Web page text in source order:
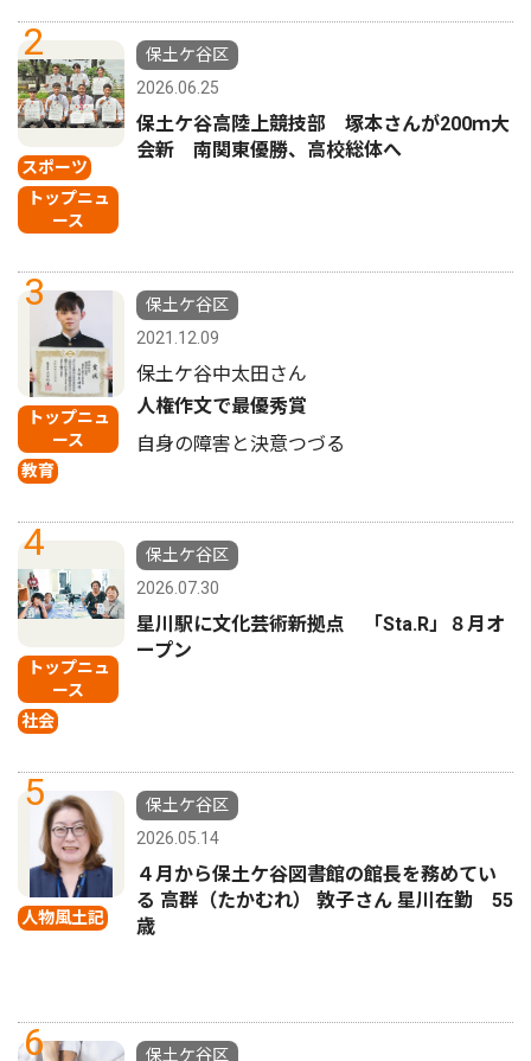
2
スポーツ
トップニュ
ース
保土ケ谷区
2026.06.25
保土ケ谷高陸上競技部 塚本さんが200ｍ大
会新 南関東優勝、高校総体へ
3
トップニュ
ース
教育
保土ケ谷区
2021.12.09
保土ケ谷中太田さん
人権作文で最優秀賞
自身の障害と決意つづる
4
トップニュ
ース
社会
保土ケ谷区
2026.07.30
星川駅に文化芸術新拠点 「Sta.R」８月オ
ープン
5
人物風土記
保土ケ谷区
2026.05.14
４月から保土ケ谷図書館の館長を務めてい
る 高群（たかむれ） 敦子さん 星川在勤 55
歳
6 保土ケ谷区